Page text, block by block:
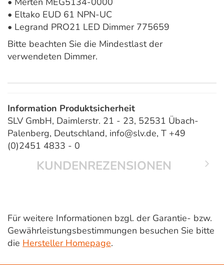
• Eltako EUD 61 NPN-UC
• Legrand PRO21 LED Dimmer 775659
Bitte beachten Sie die Mindestlast der
verwendeten Dimmer.
Information Produktsicherheit
SLV GmbH, Daimlerstr. 21 - 23, 52531 Übach-
Palenberg, Deutschland, info@slv.de, T +49
(0)2451 4833 - 0
KUNDENREZENSIONEN
Für weitere Informationen bzgl. der Garantie- bzw.
Gewährleistungsbestimmungen besuchen Sie bitte
die Hersteller Homepage.